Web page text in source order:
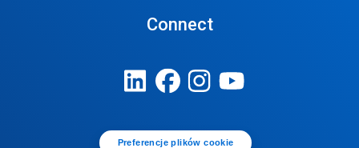
Connect
Preferencje plików cookie